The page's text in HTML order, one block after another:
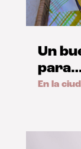
Un
En la